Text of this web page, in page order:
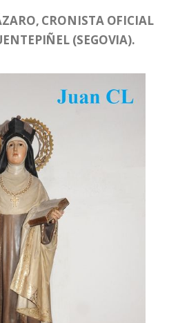
CRONISTA OFICIAL
(SEGOVIA).